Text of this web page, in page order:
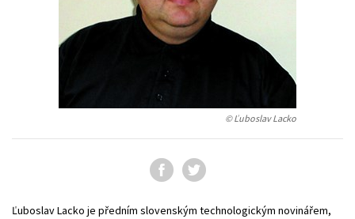
Young adult (SK)
Zahraniční literatura
© Ľuboslav Lacko
Ľuboslav Lacko je předním slovenským technologickým novinářem,